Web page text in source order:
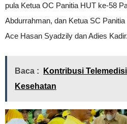
pula Ketua OC Panitia HUT ke-58
Abdurrahman, dan Ketua SC
Ace Hasan Syadzily dan Adies Kadir.
Baca :
Kontribusi
Kesehatan